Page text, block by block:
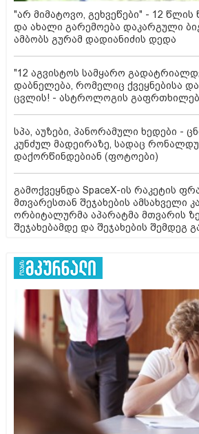
"არ მიმატოვო, გეხვეწები" - 12
და ახალი გარემოება დაკარგული
ამბობს გურამ დადიანიძის დედა
"12 აგვისტოს სამყარო
დაბნელება, რომელიც ქვეყნებისა
ცვლის! - ასტროლოგის
სპა, აუზები, პანორამული ხედები -
კუნძულ მადეირაზე, სადაც
დაქორწინდებიან (ფოტოები)
გამოქვეყნდა SpaceX-ის რაკეტის
მთვარესთან შეჯახების ამსახველი
ორბიტალურმა აპარატმა მთვარის
შეჯახებამდე და შეჯახების შემდეგ